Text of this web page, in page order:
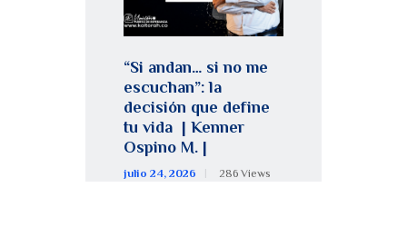
“Si andan… si no me
escuchan”: la
decisión que define
tu vida | Kenner
Ospino M. |
julio 24, 2026 286 Views